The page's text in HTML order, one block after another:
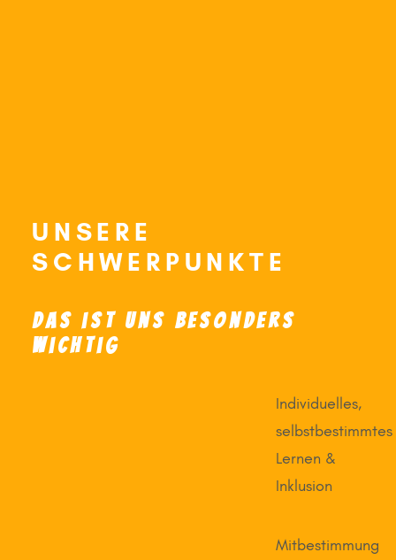
UNSERE
SCHWERPUNKTE
Das ist uns besonders
wichtig
Individuelles,
selbstbestimmtes
Lernen &
Inklusion
Mitbestimmung